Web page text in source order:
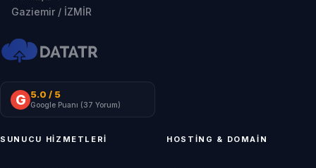
Gaziemir / İZMİR
G 5.0 / 5
Google Puanı (37 Yorum)
SUNUCU HIZMETLERI HOSTING & DOMAIN